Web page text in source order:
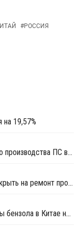
#РОССИЯ
на 19,57%
PetroChina Guangxi начала строительство производства ПС в Китае
Sinopec Qilu Petrochemical планирует закрыть на ремонт производство стирола в Китае на ремонт
Sinopec снова поднял сентябрьские цены бензола в Китае на CNY100 за тонну